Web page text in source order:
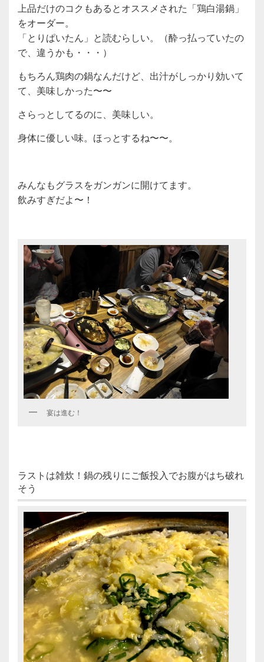
上品だけのコクもあるとオススメされた「鶏白湯鍋」
をオーダー。
「とりぱいたん」と読むらしい。（酔っ払っていたの
で、違うかも・・・）
もちろん鶏肉の鍋なんだけど、出汁がしっかり効いて
て、美味しかった〜〜
さらっとしてるのに、美味しい。
身体に優しい味。ほっとするね〜〜。
みんなもグラスをガンガンに開けてます。
飲みすぎだよ〜！
宴は進む！
ラストは雑炊！鍋の残りにご飯投入でお腹がはち破れ
そう